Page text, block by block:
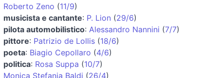
Roberto Zeno (11/9)
musicista e cantante: P. Lion (29/6)
pilota automobilistico: Alessandro Nannini (7/7)
pittore: Patrizio de Lollis (18/6)
poeta: Biagio Cepollaro (4/6)
politica: Rosa Suppa (10/7)
Monica Stefania Baldi (26/4)